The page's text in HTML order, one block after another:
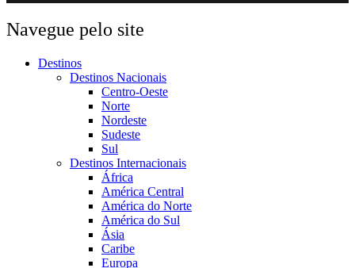
Navegue pelo site
Destinos
Destinos Nacionais
Centro-Oeste
Norte
Nordeste
Sudeste
Sul
Destinos Internacionais
África
América Central
América do Norte
América do Sul
Ásia
Caribe
Europa